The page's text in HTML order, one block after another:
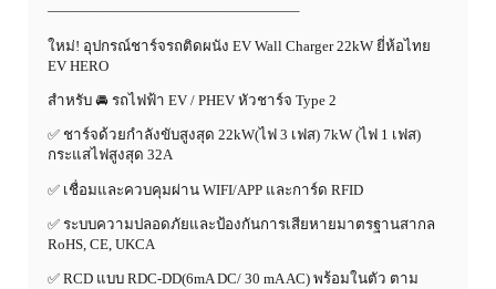
—————————————————–
ใหม่! อุปกรณ์ชาร์จรถติดผนัง EV Wall Charger 22kW ยี่ห้อไทย
EV HERO
สำหรับ 🚘 รถไฟฟ้า EV / PHEV หัวชาร์จ Type 2
✅ ชาร์จด้วยกำลังขับสูงสุด 22kW(ไฟ 3 เฟส) 7kW (ไฟ 1 เฟส)
กระแสไฟสูงสุด 32A
✅ เชื่อมและควบคุมผ่าน WIFI/APP และการ์ด RFID
✅ ระบบความปลอดภัยและป้องกันการเสียหายมาตรฐานสากล
RoHS, CE, UKCA
✅ RCD แบบ RDC-DD(6mA DC/ 30 mA AC) พร้อมในตัว ตาม